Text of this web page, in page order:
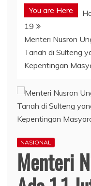
You are Here
19
Menteri Nusron
Tanah di Sulteng
Kepentingan
NASIONAL
Menteri